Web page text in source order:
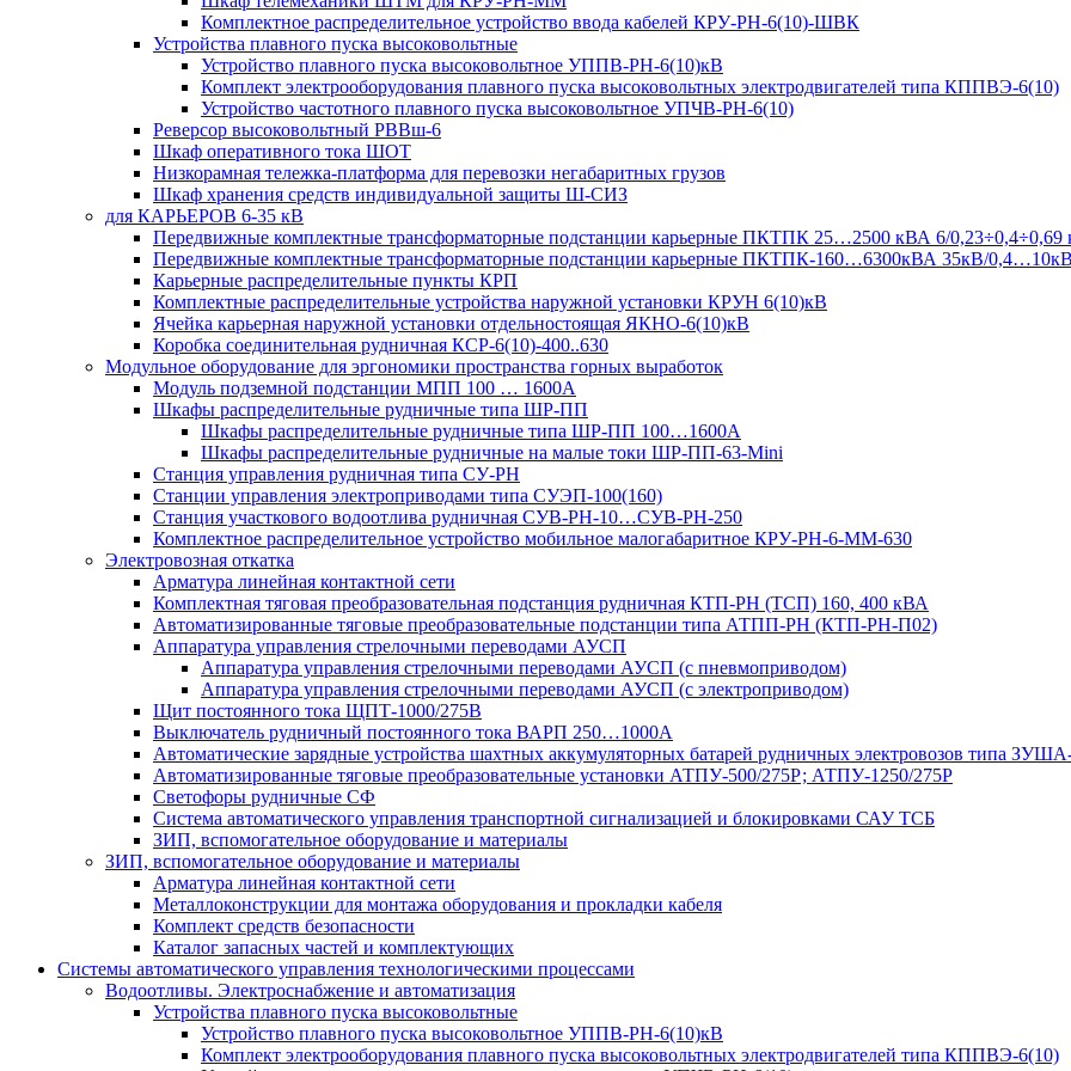
Комплектное распределительное устройство ввода кабелей КРУ-РН-6(10)-ШВК
Устройства плавного пуска высоковольтные
Устройство плавного пуска высоковольтное УППВ-РН-6(10)кВ
Комплект электрооборудования плавного пуска высоковольтных электродвигателей типа КППВЭ-6(10)
Устройство частотного плавного пуска высоковольтное УПЧВ-РН-6(10)
Реверсор высоковольтный РВВш-6
Шкаф оперативного тока ШОТ
Низкорамная тележка-платформа для перевозки негабаритных грузов
Шкаф хранения средств индивидуальной защиты Ш-СИЗ
для КАРЬЕРОВ 6-35 кВ
Передвижные комплектные трансформаторные подстанции карьерные ПКТПК 25…2500 кВА 6/0,23÷0,4÷0,69
Передвижные комплектные трансформаторные подстанции карьерные ПКТПК-160…6300кВА 35кВ/
Карьерные распределительные пункты КРП
Комплектные распределительные устройства наружной установки КРУН 6(10)кВ
Ячейка карьерная наружной установки отдельностоящая ЯКНО-6(10)кВ
Коробка соединительная рудничная КСР-6(10)-400..630
Модульное оборудование для эргономики пространства горных выработок
Модуль подземной подстанции МПП 100 … 1600А
Шкафы распределительные рудничные типа ШР-ПП
Шкафы распределительные рудничные типа ШР-ПП 100…1600А
Шкафы распределительные рудничные на малые токи ШР-ПП-63-Mini
Станция управления рудничная типа СУ-РН
Станции управления электроприводами типа СУЭП-100(160)
Станция участкового водоотлива рудничная СУВ-РН-10…СУВ-РН-250
Комплектное распределительное устройство мобильное малогабаритное КРУ-РН-6-ММ-630
Электровозная откатка
Арматура линейная контактной сети
Комплектная тяговая преобразовательная подстанция рудничная КТП-РН (ТСП) 160, 400 кВА
Автоматизированные тяговые преобразовательные подстанции типа АТПП-РН (КТП-РН-П02)
Аппаратура управления стрелочными переводами АУСП
Аппаратура управления стрелочными переводами АУСП (с пневмоприводом)
Аппаратура управления стрелочными переводами АУСП (с электроприводом)
Щит постоянного тока ЩПТ-1000/275В
Выключатель рудничный постоянного тока ВАРП 250…1000А
Автоматические зарядные устройства шахтных аккумуляторных батарей рудничных электровозов типа
Автоматизированные тяговые преобразовательные установки АТПУ-500/275Р; АТПУ-1250/275Р
Светофоры рудничные СФ
Система автоматического управления транспортной сигнализацией и блокировками САУ ТСБ
ЗИП, вспомогательное оборудование и материалы
ЗИП, вспомогательное оборудование и материалы
Арматура линейная контактной сети
Металлоконструкции для монтажа оборудования и прокладки кабеля
Комплект средств безопасности
Каталог запасных частей и комплектующих
Системы автоматического управления технологическими процессами
Водоотливы. Электроснабжение и автоматизация
Устройства плавного пуска высоковольтные
Устройство плавного пуска высоковольтное УППВ-РН-6(10)кВ
Комплект электрооборудования плавного пуска высоковольтных электродвигателей типа КППВЭ-6(10)